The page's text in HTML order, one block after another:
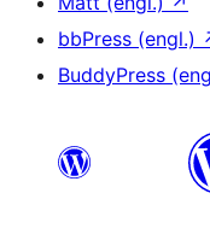
bbPress (engl.)
BuddyPress